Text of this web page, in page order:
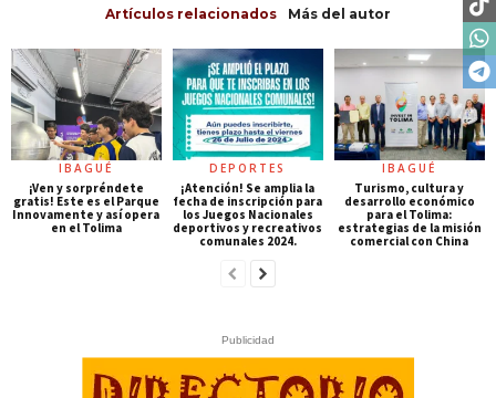
Artículos relacionados Más del autor
IBAGUÉ
¡Ven y sorpréndete
gratis! Este es el Parque
Innovamente y así opera
en el Tolima
DEPORTES
¡Atención! Se amplia la
fecha de inscripción para
los Juegos Nacionales
deportivos y recreativos
comunales 2024.
IBAGUÉ
Turismo, cultura y
desarrollo económico
para el Tolima:
estrategias de la misión
comercial con China
Publicidad